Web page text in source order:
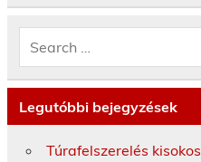
Legutóbbi bejegyzések
Túrafelszerelés kisokos